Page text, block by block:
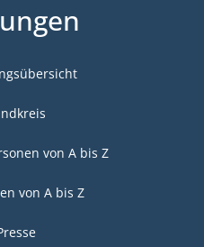
von A bis Z
von A bis Z